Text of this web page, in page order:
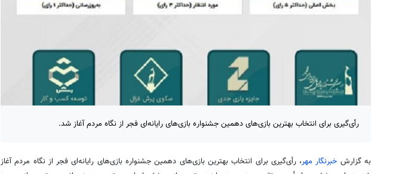
رأی‌گیری برای انتخاب بهترین بازی‌های دهمین جشنواره بازی‌های رایانه‌ای فجر از نگاه مردم آغاز شد.
به گزارش خبرنگار مهر، رأی‌گیری برای انتخاب بهترین بازی‌های دهمین جشنواره بازی‌های رایانه‌ای فجر از نگاه مردم آغاز